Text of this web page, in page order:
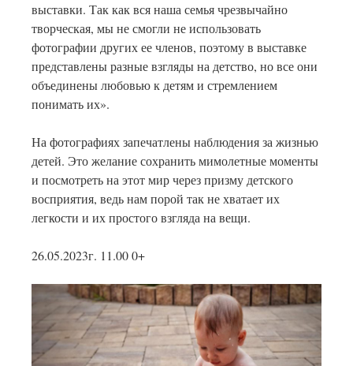
выставки. Так как вся наша семья чрезвычайно
творческая, мы не смогли не использовать
фотографии других ее членов, поэтому в выставке
представлены разные взгляды на детство, но все они
объединены любовью к детям и стремлением
понимать их».
На фотографиях запечатлены наблюдения за жизнью
детей. Это желание сохранить мимолетные моменты
и посмотреть на этот мир через призму детского
восприятия, ведь нам порой так не хватает их
легкости и их простого взгляда на вещи.
26.05.2023г. 11.00 0+